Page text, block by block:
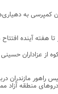
نیسان کمپرسی به
هفته آینده
مازندران
منطقه آزاد